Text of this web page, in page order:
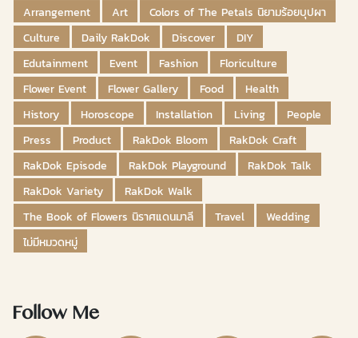
Arrangement Art
Colors of The Petals นิยามร้อยบุปผา
Culture
Daily RakDok Discover
DIY
Edutainment
Event Fashion
Floriculture
Flower Event
Flower Gallery Food
Health
History
Horoscope Installation Living
People
Press
Product RakDok Bloom
RakDok Craft
RakDok Episode
RakDok Playground
RakDok Talk
RakDok Variety
RakDok Walk
The Book of Flowers นิราศแดนมาลี
Travel
Wedding
ไม่มีหมวดหมู่
Follow Me